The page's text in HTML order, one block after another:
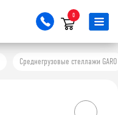
0
Среднегрузовые стеллажи GARO